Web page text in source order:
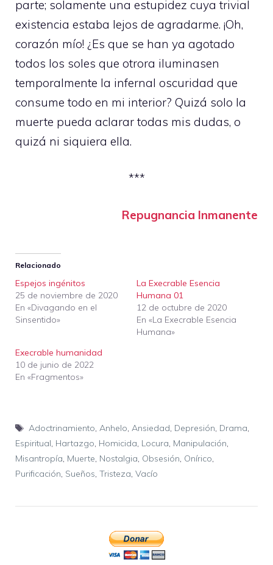
parte; solamente una estupidez cuya trivial
existencia estaba lejos de agradarme. ¡Oh,
corazón mío! ¿Es que se han ya agotado
todos los soles que otrora iluminasen
temporalmente la infernal oscuridad que
consume todo en mi interior? Quizá solo la
muerte pueda aclarar todas mis dudas, o
quizá ni siquiera ella.
***
Repugnancia Inmanente
Relacionado
Espejos ingénitos
25 de noviembre de 2020
En «Divagando en el
Sinsentido»
La Execrable Esencia
Humana 01
12 de octubre de 2020
En «La Execrable Esencia
Humana»
Execrable humanidad
10 de junio de 2022
En «Fragmentos»
Etiquetas
Adoctrinamiento, Anhelo, Ansiedad, Depresión, Drama,
Espiritual, Hartazgo, Homicida, Locura, Manipulación,
Misantropía, Muerte, Nostalgia, Obsesión, Onírico,
Purificación, Sueños, Tristeza, Vacío